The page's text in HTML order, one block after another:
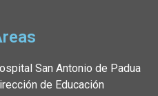
San Antonio de Padua
de Educación